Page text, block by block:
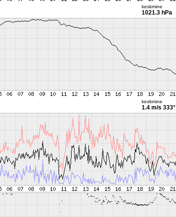
keskmine
1021.3 hPa
keskmine
1.4 m/s 333°